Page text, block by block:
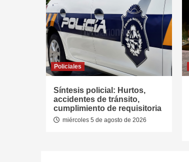
Policiales
Síntesis policial: Hurtos,
accidentes de tránsito,
cumplimiento de requisitoria
miércoles 5 de agosto de 2026